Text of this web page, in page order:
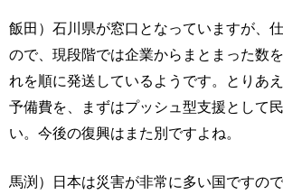
飯田）石川県が窓口となっていますが、
ので、現段階では企業からまとまった数
れを順に発送しているようです。とりあ
予備費を、まずはプッシュ型支援として
い。今後の復興はまた別ですよね。
馬渕）日本は災害が非常に多い国ですの